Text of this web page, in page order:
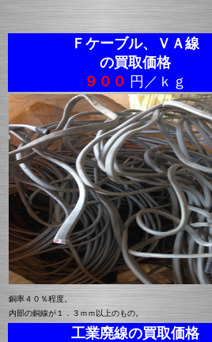
Ｆケーブル、ＶＡ線
の買取価格
９００ 円／ｋｇ
銅率４０％程度。
内部の銅線が１．３ｍｍ以上のもの。
工業廃線の買取価格